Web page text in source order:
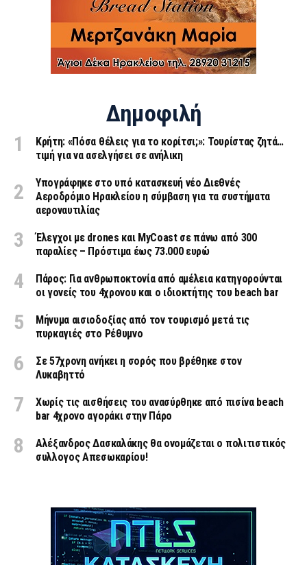
Δημοφιλή
Κρήτη: «Πόσα θέλεις για το κορίτσι;»: Τουρίστας ζητά…
τιμή για να ασελγήσει σε ανήλικη
Υπογράφηκε στο υπό κατασκευή νέο Διεθνές
Αεροδρόμιο Ηρακλείου η σύμβαση για τα συστήματα
αεροναυτιλίας
Έλεγχοι με drones και MyCoast σε πάνω από 300
παραλίες – Πρόστιμα έως 73.000 ευρώ
Πάρος: Για ανθρωποκτονία από αμέλεια κατηγορούνται
οι γονείς του 4χρονου και ο ιδιοκτήτης του beach bar
Μήνυμα αισιοδοξίας από τον τουρισμό μετά τις
πυρκαγιές στο Ρέθυμνο
Σε 57χρονη ανήκει η σορός που βρέθηκε στον
Λυκαβηττό
Χωρίς τις αισθήσεις του ανασύρθηκε από πισίνα beach
bar 4χρονο αγοράκι στην Πάρο
Αλέξανδρος Δασκαλάκης θα ονομάζεται ο πολιτιστικός
συλλογος Απεσωκαρίου!